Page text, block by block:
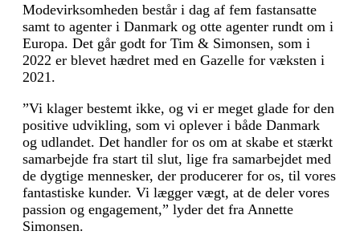
Modevirksomheden består i dag af fem fastansatte
samt to agenter i Danmark og otte agenter rundt om i
Europa. Det går godt for Tim & Simonsen, som i
2022 er blevet hædret med en Gazelle for væksten i
2021.
”Vi klager bestemt ikke, og vi er meget glade for den
positive udvikling, som vi oplever i både Danmark
og udlandet. Det handler for os om at skabe et stærkt
samarbejde fra start til slut, lige fra samarbejdet med
de dygtige mennesker, der producerer for os, til vores
fantastiske kunder. Vi lægger vægt, at de deler vores
passion og engagement,” lyder det fra Annette
Simonsen.